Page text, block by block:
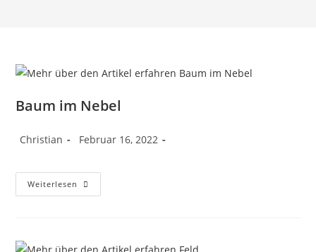
Baum im Nebel
Christian Februar 16, 2022
Weiterlesen